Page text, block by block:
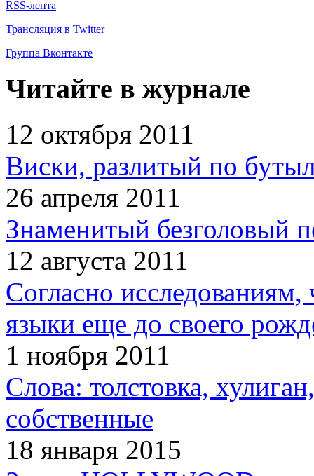
RSS-лента
Трансляция в Twitter
Группа Вконтакте
Читайте в журнале
12 октября 2011
Виски, разлитый по
26 апреля 2011
Знаменитый безголовый
12 августа 2011
Согласно исследованиям,
языки еще до своего
1 ноября 2011
Слова: толстовка,
собственные
18 января 2015